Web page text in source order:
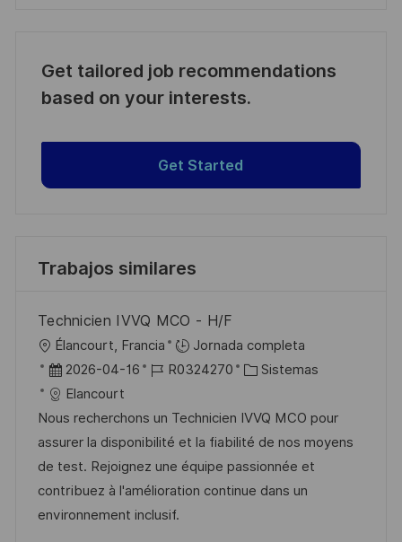
Get tailored job recommendations
based on your interests.
Get Started
Trabajos similares
Technicien IVVQ MCO - H/F
U
b
c
a
c
i
ó
Élancourt, Francia
Jornada completa
F
e
c
h
a
d
e
2026-04-16
I
d
e
e
m
p
R0324270
C
t
e
g
o
Sistemas
Elancourt
Nous recherchons un Technicien IVVQ MCO pour
assurer la disponibilité et la fiabilité de nos moyens
de test. Rejoignez une équipe passionnée et
contribuez à l'amélioration continue dans un
environnement inclusif.